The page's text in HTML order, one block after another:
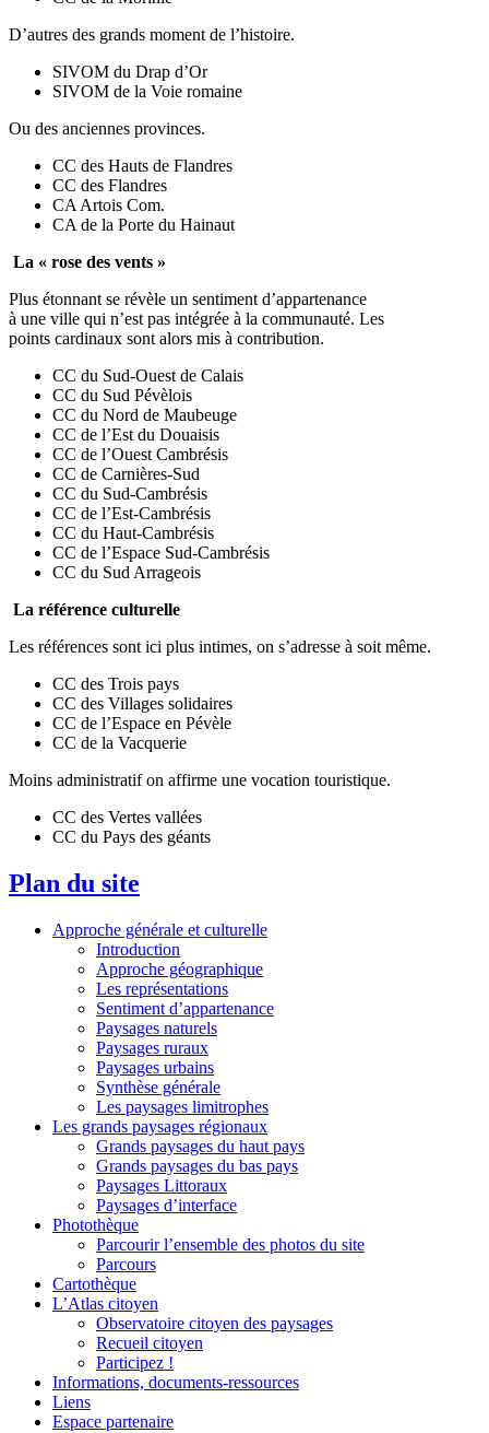
D’autres des grands moment de l’histoire.
SIVOM du Drap d’Or
SIVOM de la Voie romaine
Ou des anciennes provinces.
CC des Hauts de Flandres
CC des Flandres
CA Artois Com.
CA de la Porte du Hainaut
La « rose des vents »
Plus étonnant se révèle un sentiment d’appartenance
à une ville qui n’est pas intégrée à la communauté. Les
points cardinaux sont alors mis à contribution.
CC du Sud-Ouest de Calais
CC du Sud Pévèlois
CC du Nord de Maubeuge
CC de l’Est du Douaisis
CC de l’Ouest Cambrésis
CC de Carnières-Sud
CC du Sud-Cambrésis
CC de l’Est-Cambrésis
CC du Haut-Cambrésis
CC de l’Espace Sud-Cambrésis
CC du Sud Arrageois
La référence culturelle
Les références sont ici plus intimes, on s’adresse à soit même.
CC des Trois pays
CC des Villages solidaires
CC de l’Espace en Pévèle
CC de la Vacquerie
Moins administratif on affirme une vocation touristique.
CC des Vertes vallées
CC du Pays des géants
Plan du site
Approche générale et culturelle
Introduction
Approche géographique
Les représentations
Sentiment d’appartenance
Paysages naturels
Paysages ruraux
Paysages urbains
Synthèse générale
Les paysages limitrophes
Les grands paysages régionaux
Grands paysages du haut pays
Grands paysages du bas pays
Paysages Littoraux
Paysages d’interface
Photothèque
Parcourir l’ensemble des photos du site
Parcours
Cartothèque
L’Atlas citoyen
Observatoire citoyen des paysages
Recueil citoyen
Participez !
Informations, documents-ressources
Liens
Espace partenaire